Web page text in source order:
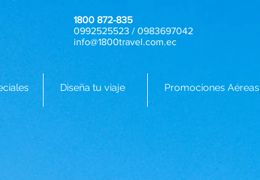
1800 872-835
0992525523 / 0983697042
info@1800travel.com.ec
Diseña tu viaje Promociones Aéreas